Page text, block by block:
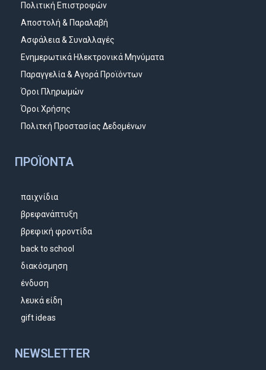
Πολιτική Επιστροφών
Αποστολή & Παραλαβή
Ασφάλεια & Συναλλαγές
Ενημερωτικά Ηλεκτρονικά Μηνύματα
Παραγγελία & Αγορά Προϊόντων
Όροι Πληρωμών
Όροι Χρήσης
Πολιτκή Προστασίας Δεδομένων
ΠΡΟΪΌΝΤΑ
παιχνίδια
βρεφανάπτυξη
βρεφική φροντίδα
back to school
διακόσμηση
ένδυση
λευκά είδη
gift ideas
NEWSLETTER